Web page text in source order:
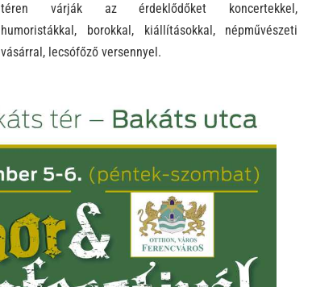
téren
várják az érdeklődőket koncertekkel,
humoristákkal, borokkal, kiállításokkal, népművészeti
vásárral, lecsófőző versennyel.